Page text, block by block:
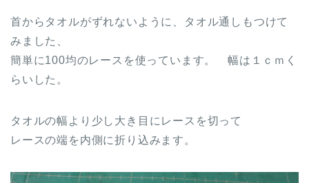
首からタオルがずれないように、タオル通しもつけて
みました、
簡単に100均のレースを使っています。 幅は１ｃｍく
らいした。
タオルの幅より少し大き目にレースを切って
レースの端を内側に折り込みます。